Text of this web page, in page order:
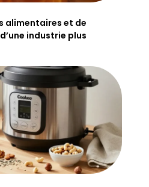
alimentaires et de
industrie plus